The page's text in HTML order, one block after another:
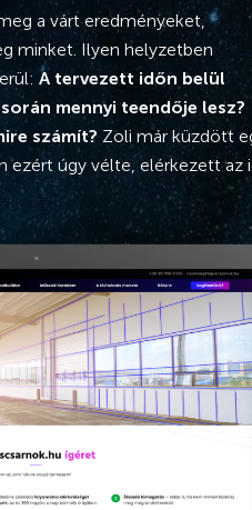
a várt eredményeket,
minket. Ilyen helyzetben
A tervezett időn belül
mennyi teendője lesz?
számít? Zoli már küzdött
ezért úgy vélte, elérkezett az